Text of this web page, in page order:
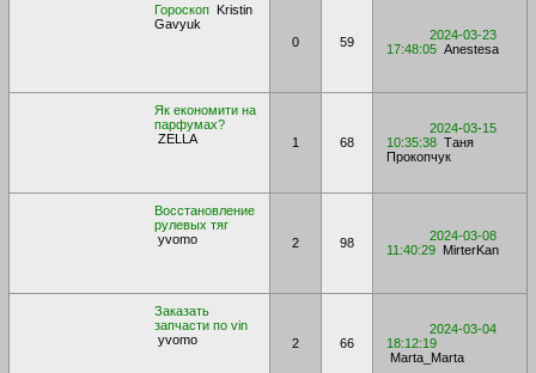
Гороскоп
Kristin
Gavyuk
0
59
2024-03-23
17:48:05 Anestesa
Як економити на
парфумах?
ZELLA
1 68
2024-03-15
10:35:38 Таня
Прокопчук
Восстановление
рулевых тяг
yvomo
2 98
2024-03-08
11:40:29
MirterKan
Заказать
запчасти по vin
yvomo
2 66
2024-03-04
18:12:19
Мarta_Мarta